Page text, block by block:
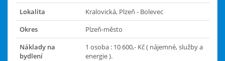
Lokalita
Kralovická, Plzeň - Bolevec
Okres
Plzeň-město
Náklady na
bydlení
1 osoba : 10 600,- Kč ( nájemné, služby a
energie ).